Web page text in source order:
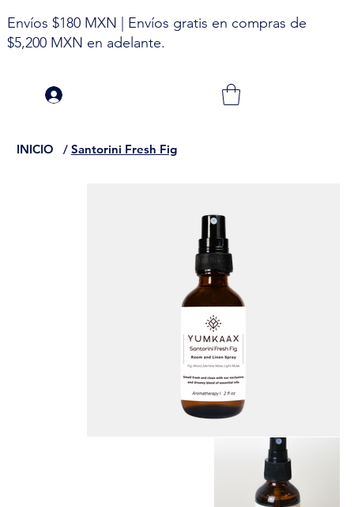
Envíos $180 MXN | Envíos gratis en compras de
$5,200 MXN en adelante.
INICIO / Santorini Fresh Fig